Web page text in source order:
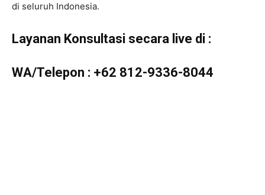
di seluruh Indonesia.
Layanan Konsultasi secara live di :
WA/Telepon : +62 812-9336-8044